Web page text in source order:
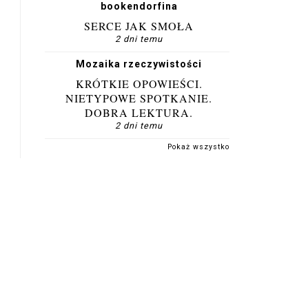
bookendorfina
SERCE JAK SMOŁA
2 dni temu
Mozaika rzeczywistości
KRÓTKIE OPOWIEŚCI.
NIETYPOWE SPOTKANIE.
DOBRA LEKTURA.
2 dni temu
Pokaż wszystko